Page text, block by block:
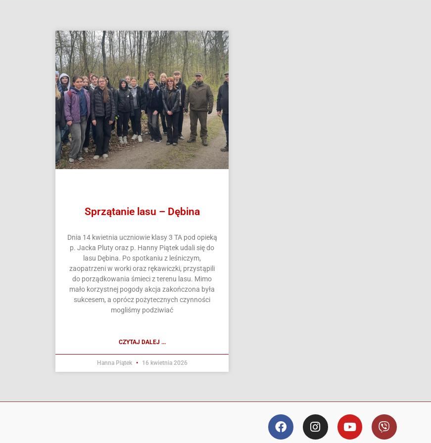
Sprzątanie lasu – Dębina
Dnia 14 kwietnia uczniowie klasy 3 TA pod opieką
p. Jacka Pluty oraz p. Hanny Piątek udali się do
lasu Dębina. Po spotkaniu z leśniczym,
zaopatrzeni w worki oraz rękawiczki, przystąpili
do porządkowania śmieci z terenu lasu. Mimo
mało korzystnej pogody akcja zakończona była
sukcesem, a oprócz pożytecznych czynności
mogliśmy podziwiać
CZYTAJ DALEJ ...
Hanna Piątek 16 kwietnia 2026